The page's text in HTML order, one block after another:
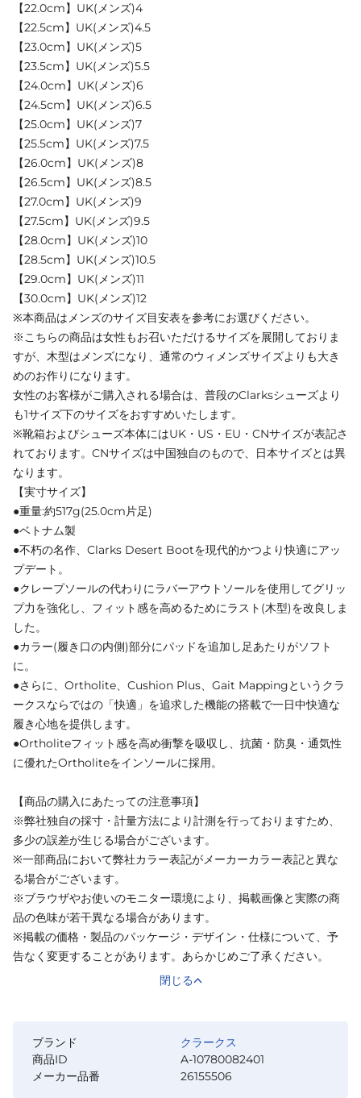
【22.0cm】UK(メンズ)4
【22.5cm】UK(メンズ)4.5
【23.0cm】UK(メンズ)5
【23.5cm】UK(メンズ)5.5
【24.0cm】UK(メンズ)6
【24.5cm】UK(メンズ)6.5
【25.0cm】UK(メンズ)7
【25.5cm】UK(メンズ)7.5
【26.0cm】UK(メンズ)8
【26.5cm】UK(メンズ)8.5
【27.0cm】UK(メンズ)9
【27.5cm】UK(メンズ)9.5
【28.0cm】UK(メンズ)10
【28.5cm】UK(メンズ)10.5
【29.0cm】UK(メンズ)11
【30.0cm】UK(メンズ)12
※本商品はメンズのサイズ目安表を参考にお選びください。
※こちらの商品は女性もお召いただけるサイズを展開しておりま
すが、木型はメンズになり、通常のウィメンズサイズよりも大き
めのお作りになります。
女性のお客様がご購入される場合は、普段のClarksシューズより
も1サイズ下のサイズをおすすめいたします。
※靴箱およびシューズ本体にはUK・US・EU・CNサイズが表記さ
れております。CNサイズは中国独自のもので、日本サイズとは異
なります。
【実寸サイズ】
●重量:約517g(25.0cm片足)
●ベトナム製
●不朽の名作、Clarks Desert Bootを現代的かつより快適にアッ
プデート。
●クレープソールの代わりにラバーアウトソールを使用してグリッ
プ力を強化し、フィット感を高めるためにラスト(木型)を改良しま
した。
●カラー(履き口の内側)部分にパッドを追加し足あたりがソフト
に。
●さらに、Ortholite、Cushion Plus、Gait Mappingというクラ
ークスならではの「快適」を追求した機能の搭載で一日中快適な
履き心地を提供します。
●Ortholiteフィット感を高め衝撃を吸収し、抗菌・防臭・通気性
に優れたOrtholiteをインソールに採用。
【商品の購入にあたっての注意事項】
※弊社独自の採寸・計量方法により計測を行っておりますため、
多少の誤差が生じる場合がございます。
※一部商品において弊社カラー表記がメーカーカラー表記と異な
る場合がございます。
※ブラウザやお使いのモニター環境により、掲載画像と実際の商
品の色味が若干異なる場合があります。
※掲載の価格・製品のパッケージ・デザイン・仕様について、予
告なく変更することがあります。あらかじめご了承ください。
閉じる
ブランド
クラークス
商品ID
A-10780082401
メーカー品番
26155506